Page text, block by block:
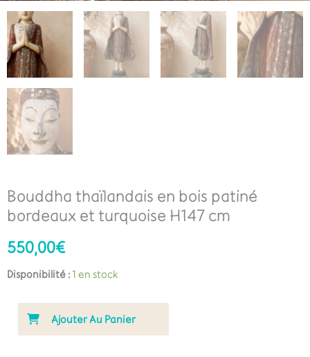
Bouddha thaïlandais en bois patiné
bordeaux et turquoise H147 cm
550,00€
Disponibilité :1 en stock
Ajouter Au Panier